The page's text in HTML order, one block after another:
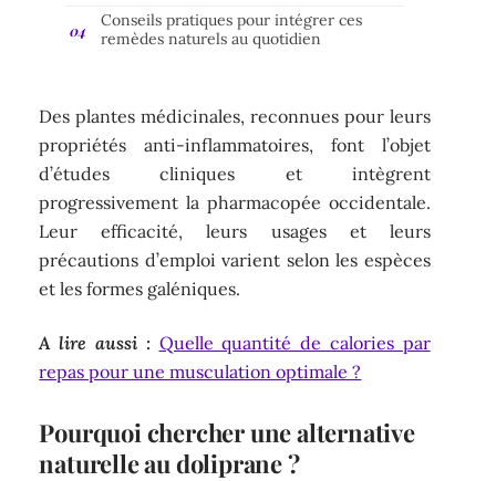
Conseils pratiques pour intégrer ces
remèdes naturels au quotidien
Des plantes médicinales, reconnues pour leurs
propriétés anti-inflammatoires, font l’objet
d’études cliniques et intègrent
progressivement la pharmacopée occidentale.
Leur efficacité, leurs usages et leurs
précautions d’emploi varient selon les espèces
et les formes galéniques.
A lire aussi : Quelle quantité de calories par
repas pour une musculation optimale ?
Pourquoi chercher une alternative
naturelle au doliprane ?